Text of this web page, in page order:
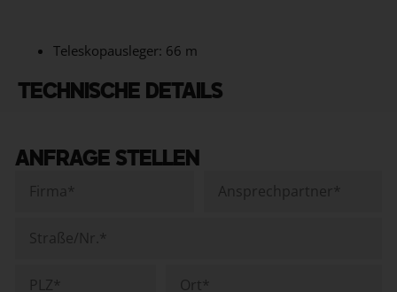
Teleskopausleger: 66 m
TECHNISCHE DETAILS
ANFRAGE STELLEN